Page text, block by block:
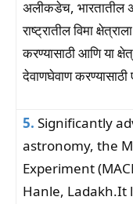
अलीकडेच, भारतातील
राष्ट्रातील विमा
करण्यासाठी आणि या
देवाणघेवाण
5. Significantly
astronomy, the
Experiment
Hanle, Ladakh.It